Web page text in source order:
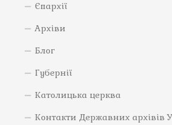
Єпархії
Архіви
Блог
Губернії
Католицька церква
Контакти Державних архівів